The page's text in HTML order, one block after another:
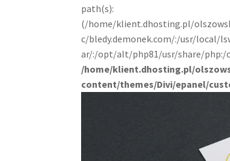
path(s):
(/home/klient.dhosting.pl/
c/bledy.demonek.com/:/usr/local/
ar/:/opt/alt/php81/usr/share/
/home/klient.dhosting.pl/
content/themes/Divi/epanel/